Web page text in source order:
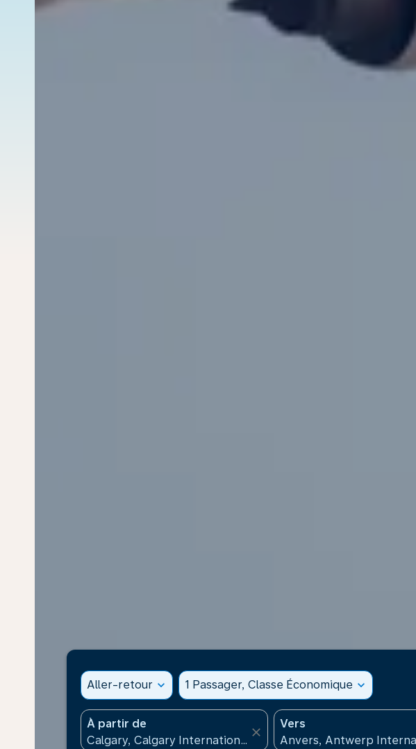
Aller-retour expand_more 1 Passager, Classe Économique expand_more
À partir de
close
Vers